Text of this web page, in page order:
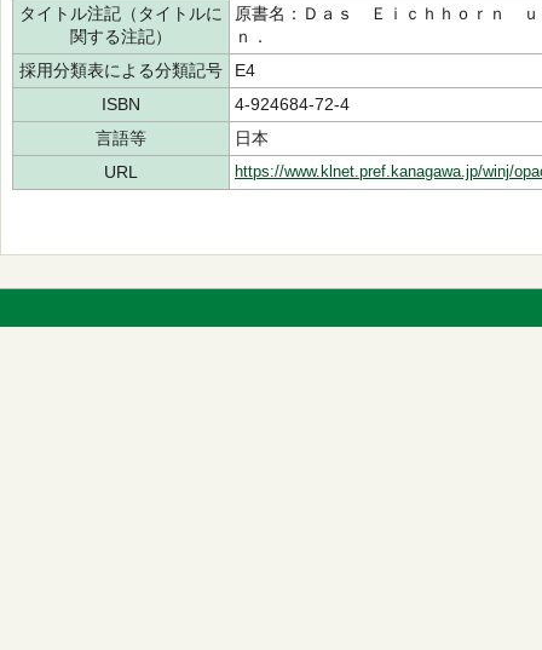
タイトル注記（タイトルに
関する注記）
原書名：Ｄａｓ Ｅｉｃｈｈｏｒｎ
ｎ．
採用分類表による分類記号
E4
ISBN
4-924684-72-4
言語等
日本
URL
https://www.klnet.pref.kanagawa.jp/winj/